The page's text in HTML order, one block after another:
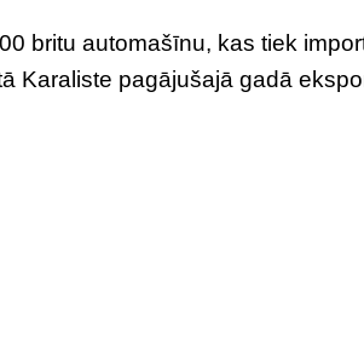
britu automašīnu, kas tiek
Karaliste pagājušajā gadā